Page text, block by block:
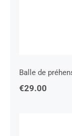
Balle de
€29.00